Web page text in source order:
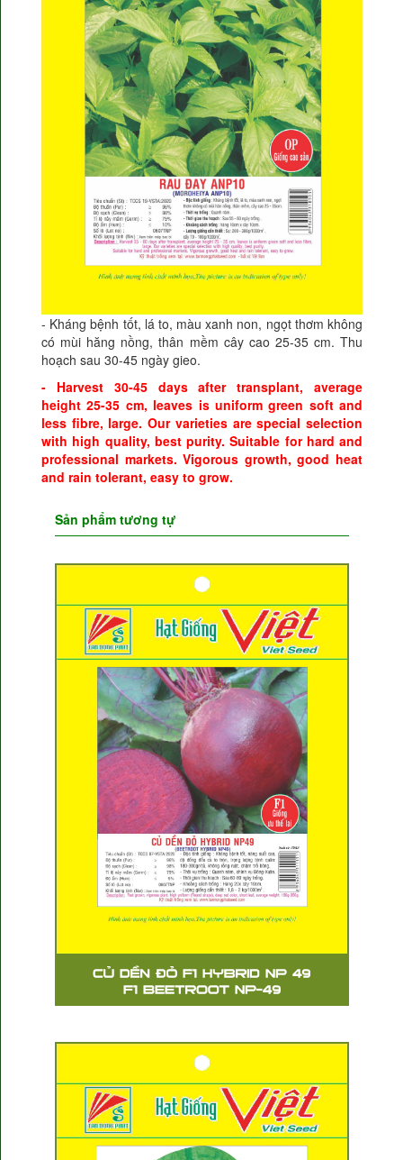
- Kháng bệnh tốt, lá to, màu xanh non, ngọt thơm không
có mùi hăng nồng, thân mềm cây cao 25-35 cm. Thu
hoạch sau 30-45 ngày gieo.
- Harvest 30-45 days after transplant, average
height 25-35 cm, leaves is uniform green soft and
less fibre, large. Our varieties are special selection
with high quality, best purity. Suitable for hard and
professional markets. Vigorous growth, good heat
and rain tolerant, easy to grow.
Sản phẩm tương tự